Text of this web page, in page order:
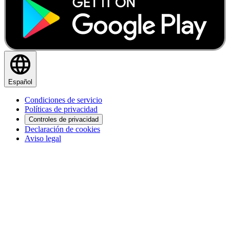
Español
Condiciones de servicio
Políticas de privacidad
Controles de privacidad
Declaración de cookies
Aviso legal